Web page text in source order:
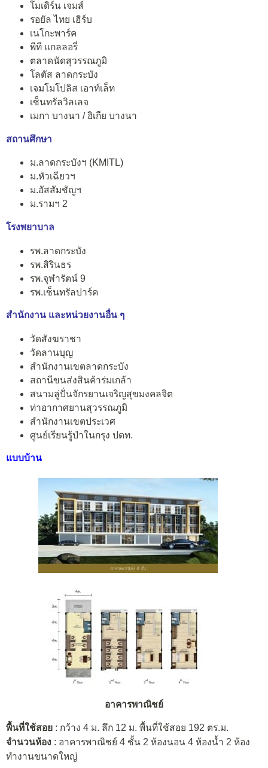
โมเดิร์น เจมส์
รอยัล ไทย เฮิร์บ
เนโกะพาร์ค
พีที แกลลอรี่
ตลาดนัดสุวรรณภูมิ
โลตัส ลาดกระบัง
เจมโมโปลิส เอาท์เล็ท
เซ็นทรัลวิลเลจ
เมกา บางนา / อิเกีย บางนา
สถานศึกษา
ม.ลาดกระบังฯ (KMITL)
ม.หัวเฉียวฯ
ม.อัสสัมชัญฯ
ม.รามฯ 2
โรงพยาบาล
รพ.ลาดกระบัง
รพ.สิรินธร
รพ.จุฬารัตน์ 9
รพ.เซ็นทรัลปาร์ค
สำนักงาน และหน่วยงานอื่น ๆ
วัดสังฆราชา
วัดลานบุญ
สำนักงานเขตลาดกระบัง
สถานีขนส่งสินค้าร่มเกล้า
สนามลู่ปั่นจักรยานเจริญสุขมงคลจิต
ท่าอากาศยานสุวรรณภูมิ
สำนักงานเขตประเวศ
ศูนย์เรียนรู้ป่าในกรุง ปตท.
แบบบ้าน
อาคารพาณิชย์
พื้นที่ใช้สอย : กว้าง 4 ม. ลึก 12 ม. พื้นที่ใช้สอย 192 ตร.ม.
จำนวนห้อง : อาคารพาณิชย์ 4 ชั้น 2 ห้องนอน 4 ห้องน้ำ 2 ห้อง
ทำงานขนาดใหญ่